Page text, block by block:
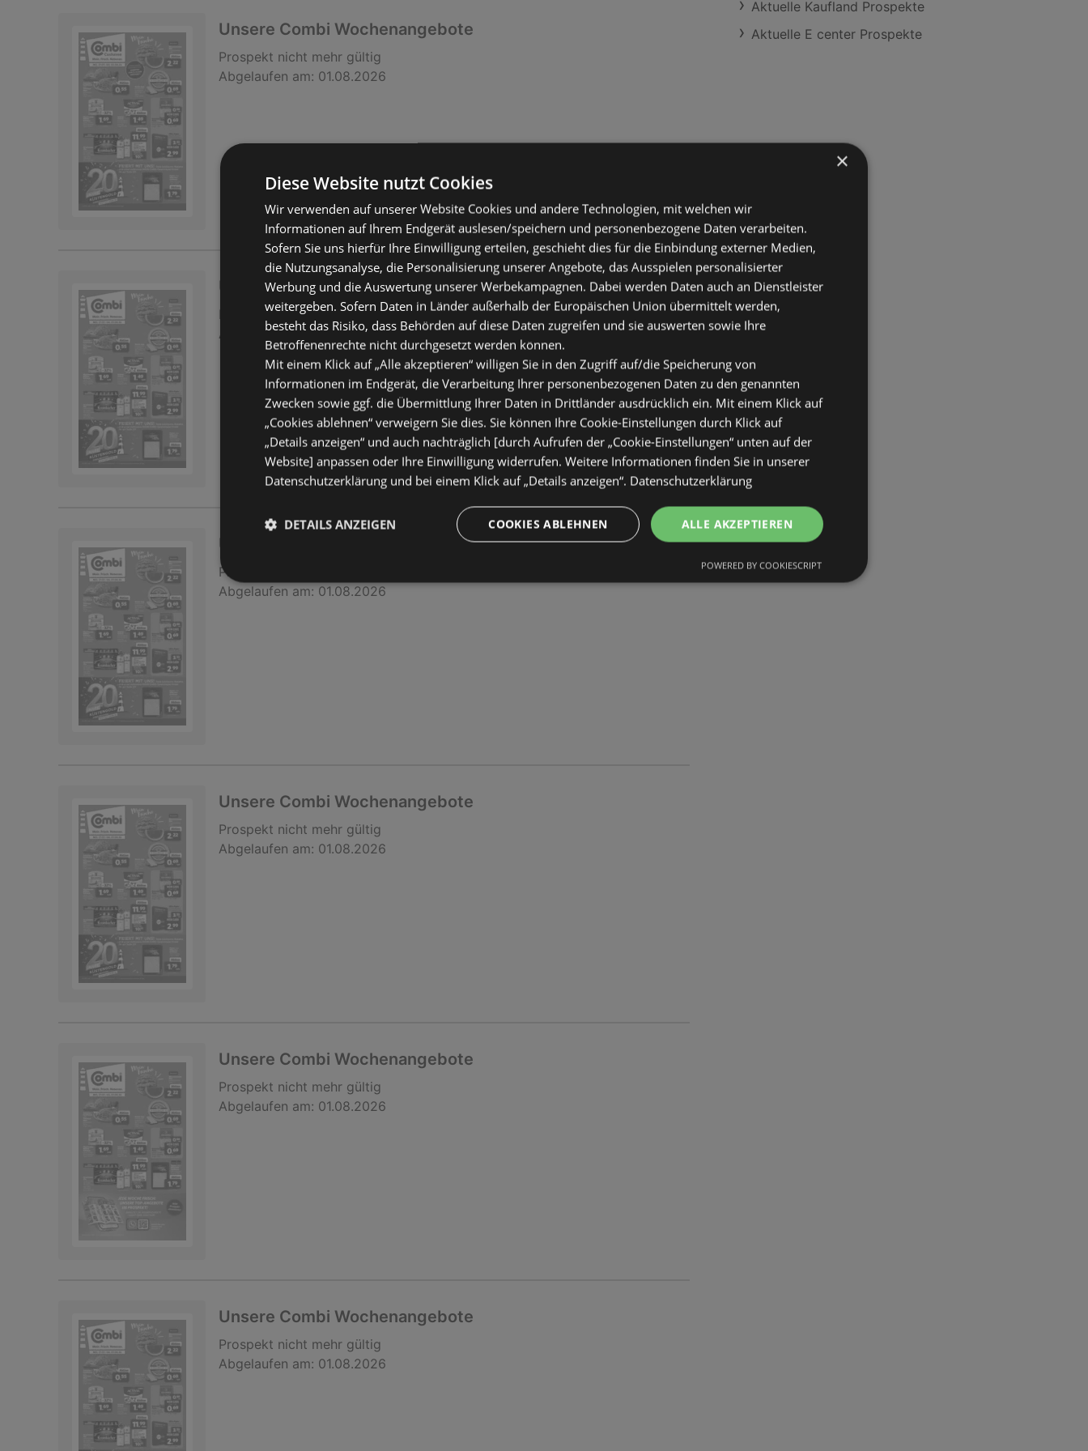
Unsere Combi Wochenangebote
Prospekt nicht mehr gültig
Abgelaufen am: 01.08.2026
Unsere Combi Wochenangebote
Prospekt nicht mehr gültig
Abgelaufen am: 01.08.2026
Unsere Combi Wochenangebote
Prospekt
Abgelaufen am: 01.08.2026
Unsere Combi Wochenangebote
Prospekt nicht mehr gültig
Abgelaufen am: 01.08.2026
Unsere Combi Wochenangebote
Prospekt nicht mehr gültig
Abgelaufen am: 01.08.2026
Unsere Combi Wochenangebote
Prospekt nicht mehr gültig
Abgelaufen am: 01.08.2026
Aktuelle Kaufland Prospekte
Aktuelle E center Prospekte
×
Diese Website nutzt Cookies
Wir verwenden auf unserer Website Cookies und andere Technologien, mit welchen wir
Informationen auf Ihrem Endgerät auslesen/speichern und personenbezogene Daten verarbeiten.
Sofern Sie uns hierfür Ihre Einwilligung erteilen, geschieht dies für die Einbindung externer Medien,
die Nutzungsanalyse, die Personalisierung unserer Angebote, das Ausspielen personalisierter
Werbung und die Auswertung unserer Werbekampagnen. Dabei werden Daten auch an Dienstleister
weitergeben. Sofern Daten in Länder außerhalb der Europäischen Union übermittelt werden,
besteht das Risiko, dass Behörden auf diese Daten zugreifen und sie auswerten sowie Ihre
Betroffenenrechte nicht durchgesetzt werden können.
Mit einem Klick auf „Alle akzeptieren“ willigen Sie in den Zugriff auf/die Speicherung von
Informationen im Endgerät, die Verarbeitung Ihrer personenbezogenen Daten zu den genannten
Zwecken sowie ggf. die Übermittlung Ihrer Daten in Drittländer ausdrücklich ein. Mit einem Klick auf
„Cookies ablehnen“ verweigern Sie dies. Sie können Ihre Cookie-Einstellungen durch Klick auf
„Details anzeigen“ und auch nachträglich [durch Aufrufen der „Cookie-Einstellungen“ unten auf der
Website] anpassen oder Ihre Einwilligung widerrufen. Weitere Informationen finden Sie in unserer
Datenschutzerklärung und bei einem Klick auf „Details anzeigen“. Datenschutzerklärung
ALLE AKZEPTIEREN
COOKIES ABLEHNEN
DETAILS ANZEIGEN
POWERED BY COOKIESCRIPT